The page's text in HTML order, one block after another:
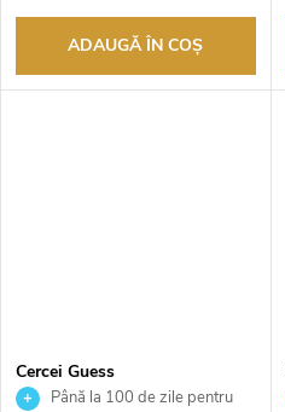
ADAUGĂ ÎN COŞ
Cercei Guess
JUBE02247JWRHT
Până la 100 de zile pentru